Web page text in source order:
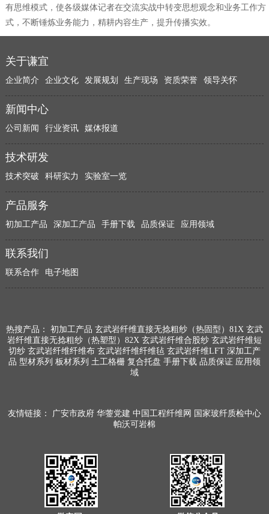
有思维模式，使各级媒体记者在交流实战中转变思想观念和业务工作方
式，不断锤炼业务能力，精耕内容生产，提升传播实效。
关于谦宜
企业简介 企业文化 发展规划 生产现场 资质荣誉 领导关怀
新闻中心
公司新闻 行业资讯 媒体报道
技术研发
技术突破 科研实力 实验室一览
产品服务
初加工产品 深加工产品 手册下载 品质保证 应用领域
联系我们
联系合作 电子地图
热搜产品： 初加工产品 玄武岩纤维直接无捻粗纱（热固型）81X 玄武
岩纤维直接无捻粗纱（热塑型）82X 玄武岩纤维合股纱 玄武岩纤维短
切纱 玄武岩纤维纤维布 玄武岩纤维纤维毡 玄武岩纤维LFT 深加工产
品 型材系列 板材系列 土工格栅 复合托盘 手册下载 品质保证 应用领
域
友情链接： 广安市政府 华蓥党建 中国工程纤维网
国家玻纤质检中心
帕沃可岩棉